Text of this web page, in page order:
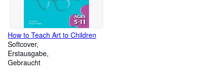
How to Teach Art to Children
Softcover
Erstausgabe
Gebraucht